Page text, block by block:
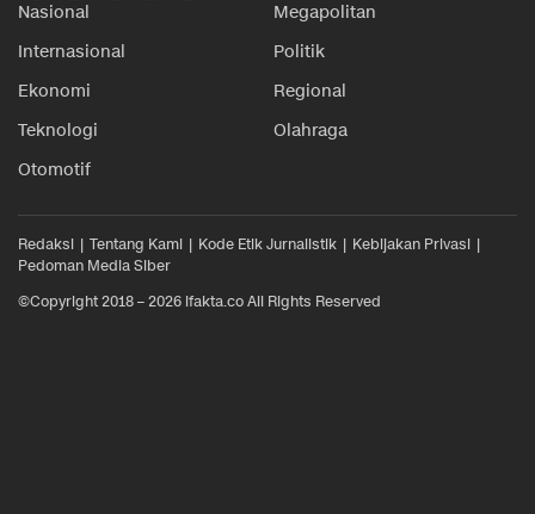
Nasional
Megapolitan
Internasional
Politik
Ekonomi
Regional
Teknologi
Olahraga
Otomotif
Redaksi Tentang Kami Kode Etik Jurnalistik
Kebijakan Privasi
Pedoman Media Siber
©Copyright 2018 – 2026 ifakta.co All Rights Reserved